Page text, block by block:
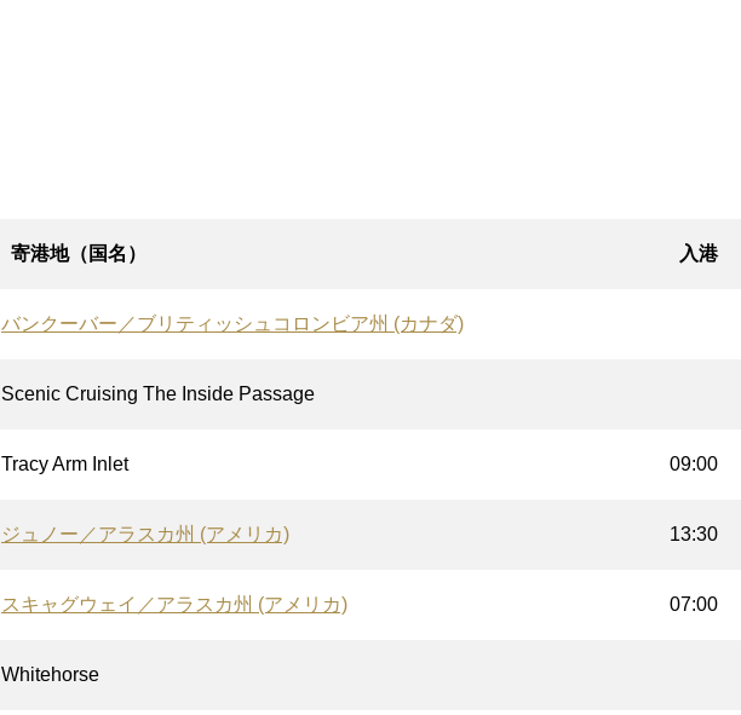
寄港地（国名） 入港
バンクーバー／ブリティッシュコロンビア州 (カナダ)
Scenic Cruising The Inside Passage
Tracy Arm Inlet 09:00
ジュノー／アラスカ州 (アメリカ) 13:30
スキャグウェイ／アラスカ州 (アメリカ) 07:00
Whitehorse